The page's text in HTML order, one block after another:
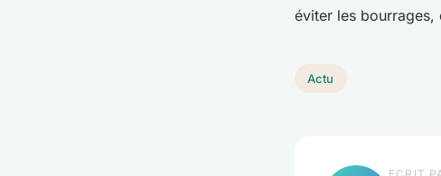
éviter les bourrages,
Actu